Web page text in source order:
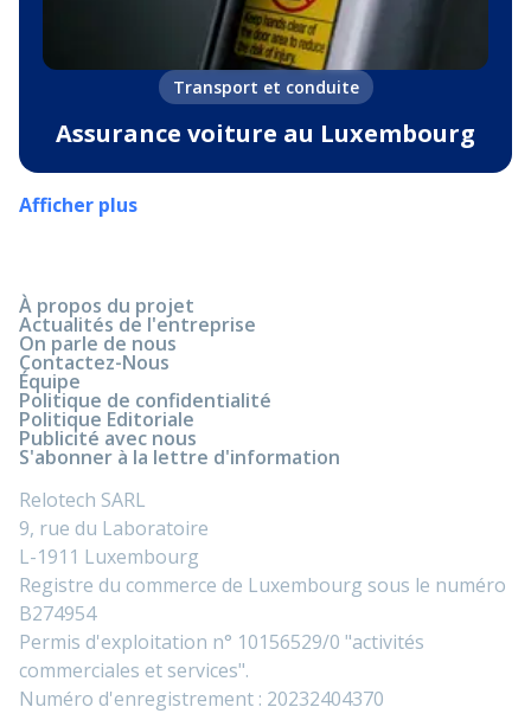
Transport et conduite
Assurance voiture au Luxembourg
Afficher plus
À propos du projet
Actualités de l'entreprise
On parle de nous
Contactez-Nous
Équipe
Politique de confidentialité
Politique Editoriale
Publicité avec nous
S'abonner à la lettre d'information
Relotech SARL
9, rue du Laboratoire
L-1911 Luxembourg
Registre du commerce de Luxembourg sous le numéro
B274954
Permis d'exploitation n° 10156529/0 "activités
commerciales et services".
Numéro d'enregistrement : 20232404370